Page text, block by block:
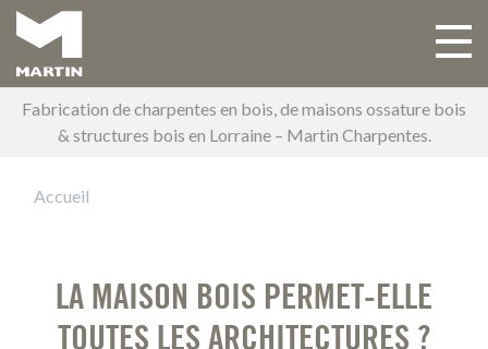
Aller
au
contenu
principal
Main navigation Toggle
Fabrication de charpentes en bois, de maisons ossature bois
& structures bois en Lorraine – Martin Charpentes.
Accueil
LA MAISON BOIS PERMET-ELLE
TOUTES LES ARCHITECTURES ?